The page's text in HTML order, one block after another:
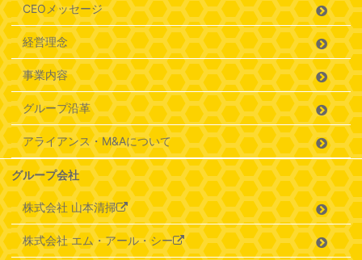
CEOメッセージ
経営理念
事業内容
グループ沿革
アライアンス・M&Aについて
グループ会社
株式会社 山本清掃
株式会社 エム・アール・シー